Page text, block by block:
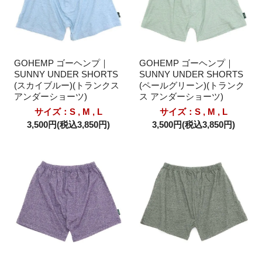
GOHEMP ゴーヘンプ｜
SUNNY UNDER SHORTS
(スカイブルー)(トランクス
アンダーショーツ)
サイズ：S , M , L
3,500円(税込3,850円)
GOHEMP ゴーヘンプ｜
SUNNY UNDER SHORTS
(ペールグリーン)(トランク
ス アンダーショーツ)
サイズ：S , M , L
3,500円(税込3,850円)